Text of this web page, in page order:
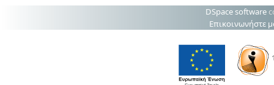
DSpace software
Επικοινωνήστε